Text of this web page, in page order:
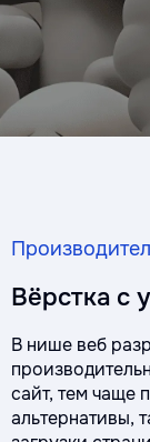
Вёрстка с
В нише веб
сайт, тем чаще
альтернативы,